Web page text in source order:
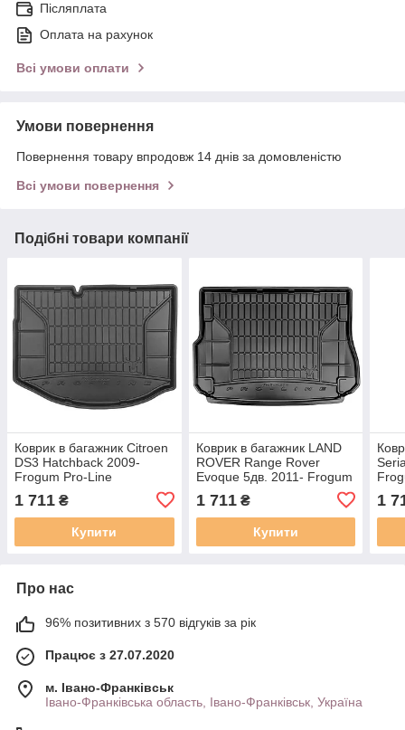
Післяплата
Оплата на рахунок
Всі умови оплати
Умови повернення
Повернення товару впродовж 14 днів за домовленістю
Всі умови повернення
Подібні товари компанії
Коврик в багажник Citroen
DS3 Hatchback 2009-
Frogum Pro-Line
1 711 ₴
Купити
Коврик в багажник LAND
ROVER Range Rover
Evoque 5дв. 2011- Frogum
1 711₴
Купити
1
Про нас
96% позитивних з 570 відгуків за рік
Працює з 27.07.2020
м. Івано-Франківськ
Івано-Франківська область, Івано-Франківськ, Україна